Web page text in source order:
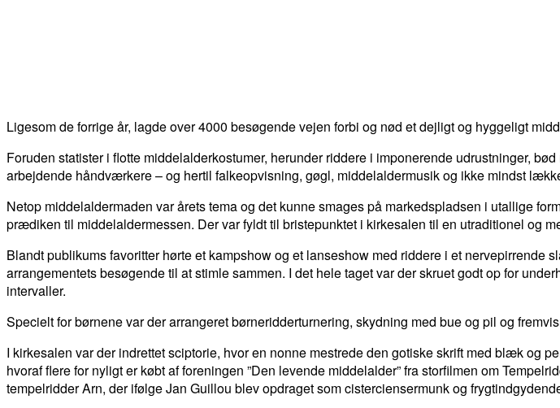
Ligesom de forrige år, lagde over 4000 besøgende vejen forbi og nød et dejligt og hyggeligt
Foruden statister i flotte middelalderkostumer, herunder riddere i imponerende udrustninger,
arbejdende håndværkere – og hertil falkeopvisning, gøgl, middelaldermusik og ikke mindst
Netop middelaldermaden var årets tema og det kunne smages på markedspladsen i utallige
prædiken til middelaldermessen. Der var fyldt til bristepunktet i kirkesalen til en utraditionel og
Blandt publikums favoritter hørte et kampshow og et lanseshow med riddere i et
arrangementets besøgende til at stimle sammen. I det hele taget var der skruet godt op for
intervaller.
Specielt for børnene var der arrangeret børneridderturnering, skydning med bue og pil og
I kirkesalen var der indrettet sciptorie, hvor en nonne mestrede den gotiske skrift med blæk og
hvoraf flere for nyligt er købt af foreningen ”Den levende middelalder” fra storfilmen om
tempelridder Arn, der ifølge Jan Guillou blev opdraget som cisterciensermunk og